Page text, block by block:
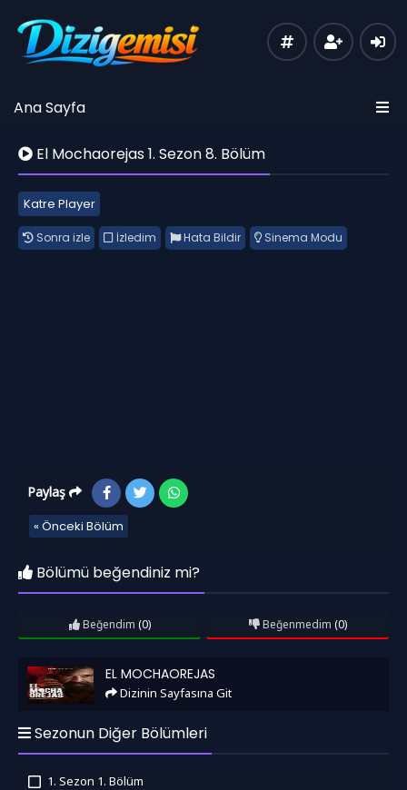
Ana Sayfa
El Mochaorejas 1. Sezon 8. Bölüm
Katre Player
Sonra izle İzledim Hata Bildir Sinema Modu
Paylaş
« Önceki Bölüm
Bölümü beğendiniz mi?
Beğendim (0) Beğenmedim (0)
El Mochaorejas EL MOCHAOREJAS
Dizinin Sayfasına Git
Sezonun Diğer Bölümleri
1. Sezon 1. Bölüm